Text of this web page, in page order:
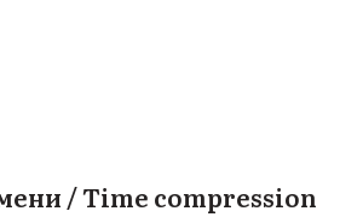
/ Time compression